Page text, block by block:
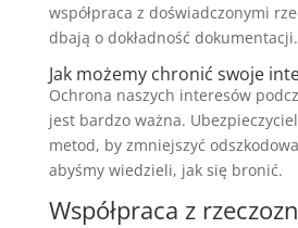
współpraca z doświadczonymi
dbają o dokładność dokumentacji.
Jak możemy chronić swoje
Ochrona naszych interesów
jest bardzo ważna.
metod, by zmniejszyć
abyśmy wiedzieli, jak się bronić.
Współpraca z